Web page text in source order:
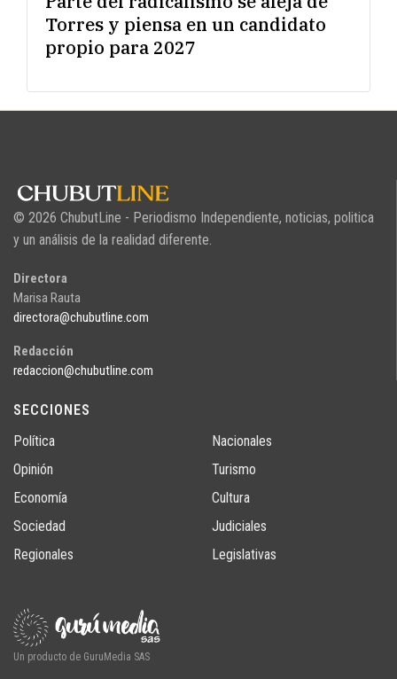
Torres y piensa en un candidato
propio para 2027
© 2026 ChubutLine - Periodismo Independiente, noticias, politica
y un análisis de la realidad diferente.
Directora
Marisa Rauta
directora@chubutline.com
Redacción
redaccion@chubutline.com
SECCIONES
Política
Opinión
Economía
Sociedad
Regionales
Nacionales
Turismo
Cultura
Judiciales
Legislativas
Un producto de GuruMedia SAS